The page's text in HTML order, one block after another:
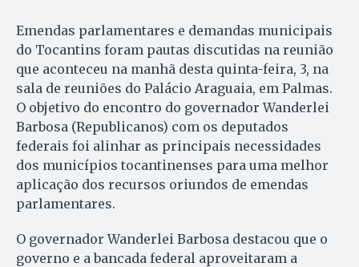
Emendas parlamentares e demandas municipais
do Tocantins foram pautas discutidas na reunião
que aconteceu na manhã desta quinta-feira, 3, na
sala de reuniões do Palácio Araguaia, em Palmas.
O objetivo do encontro do governador Wanderlei
Barbosa (Republicanos) com os deputados
federais foi alinhar as principais necessidades
dos municípios tocantinenses para uma melhor
aplicação dos recursos oriundos de emendas
parlamentares.
O governador Wanderlei Barbosa destacou que o
governo e a bancada federal aproveitaram a